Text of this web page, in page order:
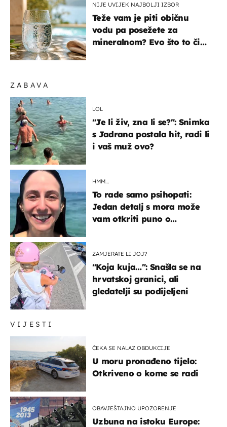
VIJESTI
ČEKA SE NALAZ OBDUKCIJE
U moru pronađeno tijelo:
Otkriveno o kome se radi
OBAVJEŠTAJNO UPOZORENJE
Uzbuna na istoku Europe:
ZABAVA
LOL
"Je li živ, zna li se?": Snimka
s Jadrana postala hit, radi li
i vaš muž ovo?
HMM…
To rade samo psihopati:
Jedan detalj s mora može
vam otkriti puno o
ZAMJERATE LI JOJ?
"Koja kuja…": Snašla se na
hrvatskoj granici, ali
gledatelji su podijeljeni
NIJE UVIJEK NAJBOLJI IZBOR
Teže vam je piti običnu
vodu pa posežete za
mineralnom? Evo što to čini